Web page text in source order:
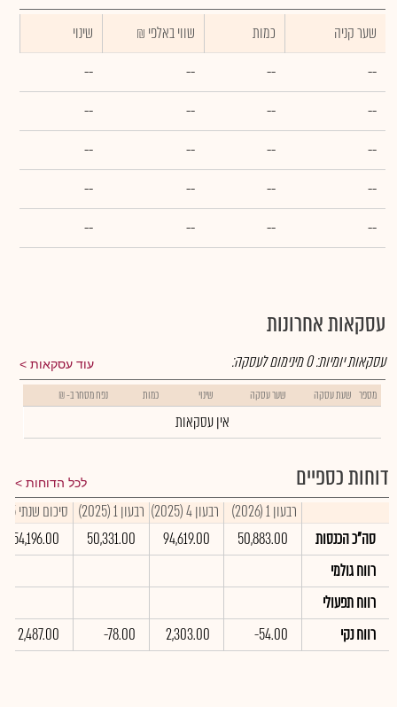
שער קניה כמות ₪ שווי באלפי
שינוי
--
--
--
--
--
--
--
--
--
--
--
--
--
--
--
--
--
--
--
--
עסקאות אחרונות
עוד עסקאות עסקאות יומיות:0מינימום לעסקה:
מספר שעת עסקה שער עסקה שינוי כמות נפח מסחר ב- ₪
אין עסקאות
דוחות כספיים לכל הדוחות
רבעון 1 (2026) רבעון 4 (2025) רבעון 1 (2025)
סיכום שנתי 2025
סה"כ הכנסות
50,883.00
94,619.00
50,331.00
354,196.00
רווח גולמי
רווח תפעולי
רווח נקי
-54.00
2,303.00
-78.00
2,487.00